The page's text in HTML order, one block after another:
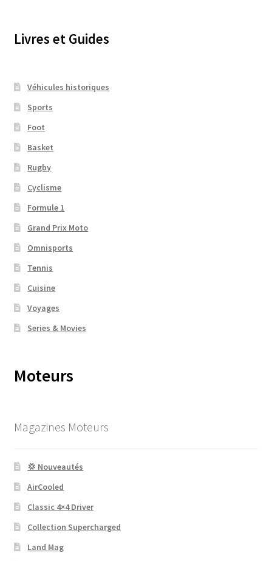
Livres et Guides
Véhicules historiques
Sports
Foot
Basket
Rugby
Cyclisme
Formule 1
Grand Prix Moto
Omnisports
Tennis
Cuisine
Voyages
Series & Movies
Moteurs
Magazines Moteurs
💢 Nouveautés
AirCooled
Classic 4×4 Driver
Collection Supercharged
Land Mag